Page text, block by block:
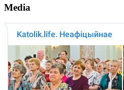
Media